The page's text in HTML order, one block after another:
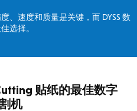
、速度和质量是关键，而 DYSS 数
选择。
贴纸的最佳数字
机